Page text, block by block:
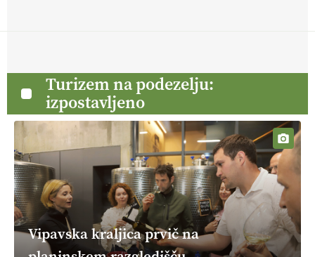
Turizem na podezelju:
izpostavljeno
Vipavska kraljica prvič na